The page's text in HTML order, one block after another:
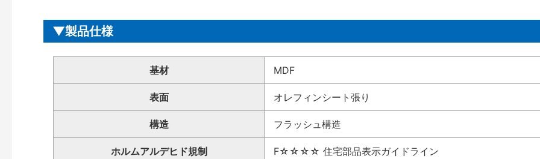
製品仕様
基材 MDF
表面 オレフィンシート張り
構造 フラッシュ構造
ホルムアルデヒド規制 F☆☆☆☆ 住宅部品表示ガイドライン